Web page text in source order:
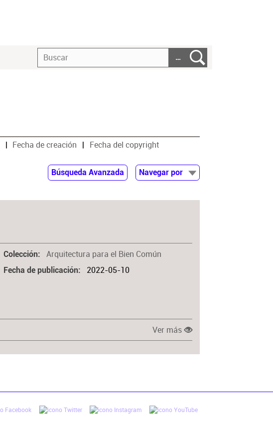
…
Fecha de creación Fecha del copyright
Búsqueda Avanzada
Navegar por
Colección Arquitectura para el Bien Común
Fecha de publicación 2022-05-10
Ver más